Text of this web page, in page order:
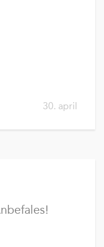
30. april